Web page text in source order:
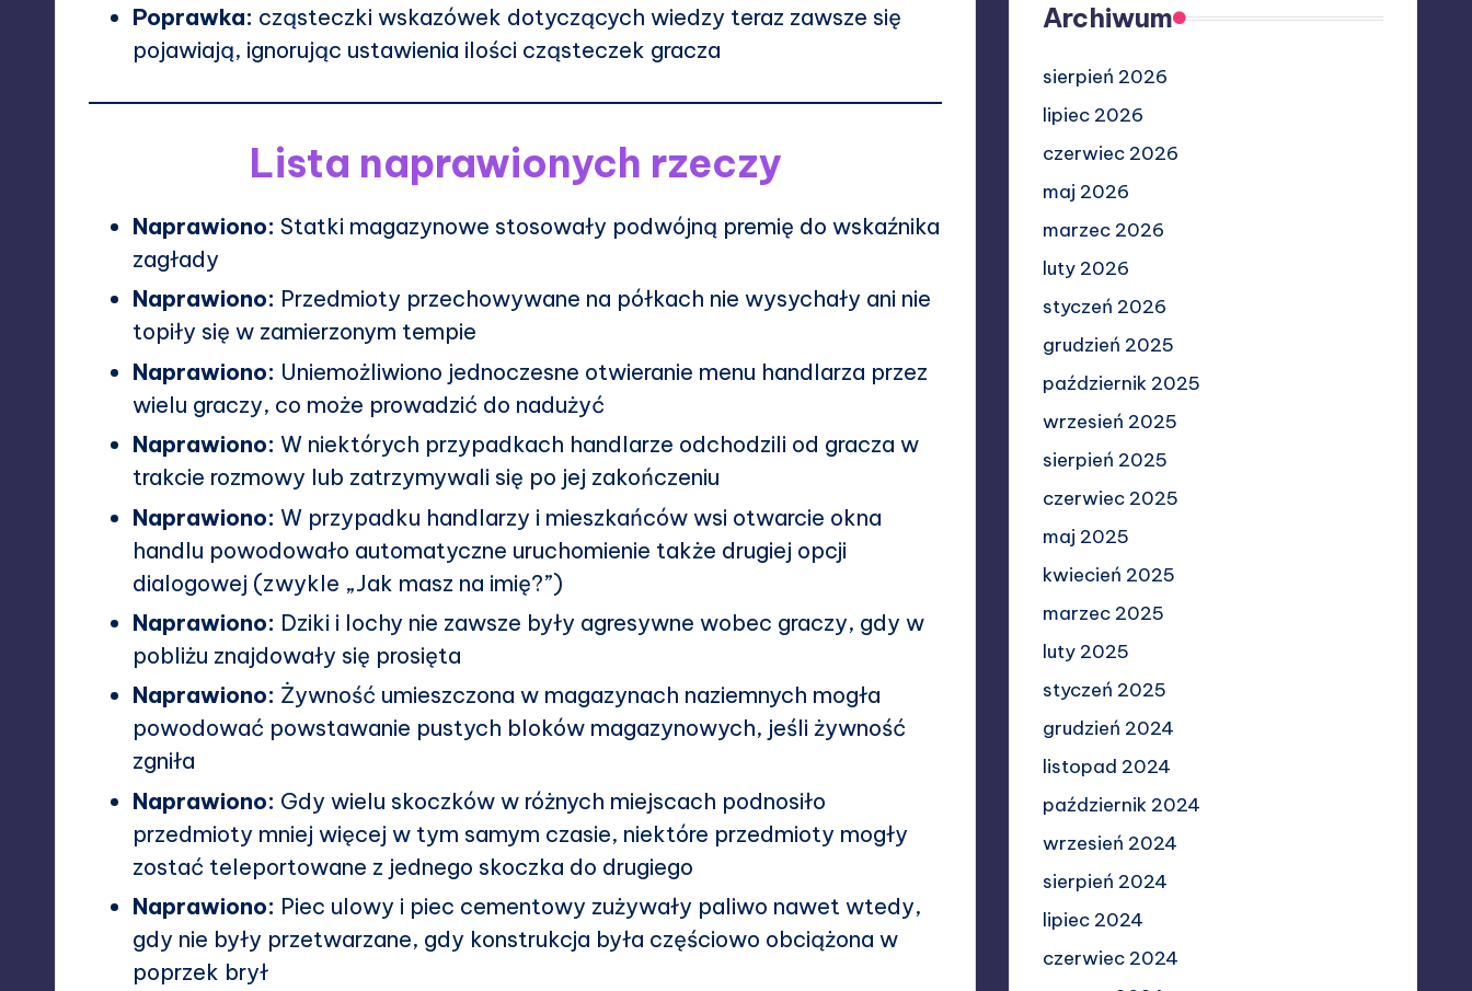
Poprawka: cząsteczki wskazówek dotyczących wiedzy teraz zawsze się
pojawiają, ignorując ustawienia ilości cząsteczek gracza
Lista naprawionych rzeczy
Naprawiono: Statki magazynowe stosowały podwójną premię do wskaźnika
zagłady
Naprawiono: Przedmioty przechowywane na półkach nie wysychały ani nie
topiły się w zamierzonym tempie
Naprawiono: Uniemożliwiono jednoczesne otwieranie menu handlarza przez
wielu graczy, co może prowadzić do nadużyć
Naprawiono: W niektórych przypadkach handlarze odchodzili od gracza w
trakcie rozmowy lub zatrzymywali się po jej zakończeniu
Naprawiono: W przypadku handlarzy i mieszkańców wsi otwarcie okna
handlu powodowało automatyczne uruchomienie także drugiej opcji
dialogowej (zwykle „Jak masz na imię?”)
Naprawiono: Dziki i lochy nie zawsze były agresywne wobec graczy, gdy w
pobliżu znajdowały się prosięta
Naprawiono: Żywność umieszczona w magazynach naziemnych mogła
powodować powstawanie pustych bloków magazynowych, jeśli żywność
zgniła
Naprawiono: Gdy wielu skoczków w różnych miejscach podnosiło
przedmioty mniej więcej w tym samym czasie, niektóre przedmioty mogły
zostać teleportowane z jednego skoczka do drugiego
Naprawiono: Piec ulowy i piec cementowy zużywały paliwo nawet wtedy,
gdy nie były przetwarzane, gdy konstrukcja była częściowo obciążona w
poprzek brył
Archiwum
sierpień 2026
lipiec 2026
czerwiec 2026
maj 2026
marzec 2026
luty 2026
styczeń 2026
grudzień 2025
październik 2025
wrzesień 2025
sierpień 2025
czerwiec 2025
maj 2025
kwiecień 2025
marzec 2025
luty 2025
styczeń 2025
grudzień 2024
listopad 2024
październik 2024
wrzesień 2024
sierpień 2024
lipiec 2024
czerwiec 2024